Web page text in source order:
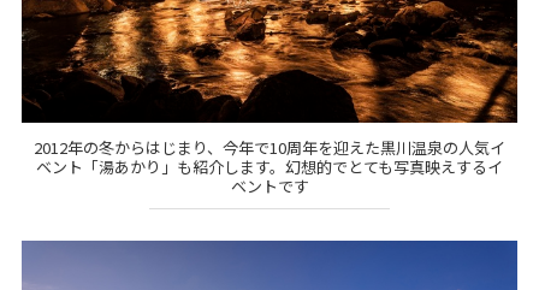
2012年の冬からはじまり、今年で10周年を迎えた黒川温泉の人気イ
ベント「湯あかり」も紹介します。幻想的でとても写真映えするイ
ベントです